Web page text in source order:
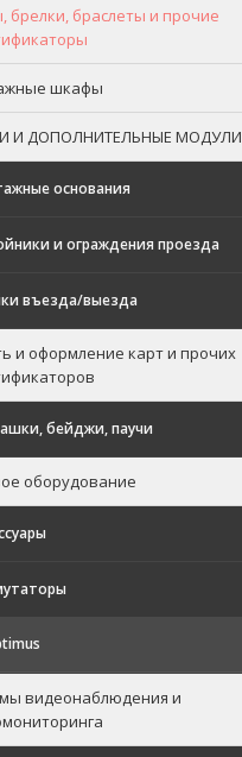
брелки, браслеты и прочие
шкафы
И ДОПОЛНИТЕЛЬНЫЕ МОДУЛИ
основания
и ограждения проезда
въезда/выезда
и оформление карт и прочих
бейджи, паучи
оборудование
видеонаблюдения и